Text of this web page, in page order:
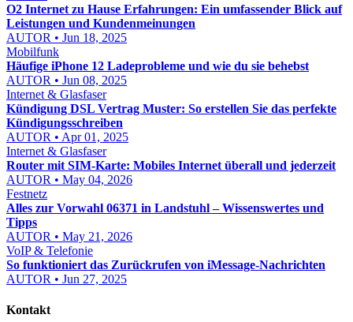
O2 Internet zu Hause Erfahrungen: Ein umfassender Blick auf
Leistungen und Kundenmeinungen
AUTOR • Jun 18, 2025
Mobilfunk
Häufige iPhone 12 Ladeprobleme und wie du sie behebst
AUTOR • Jun 08, 2025
Internet & Glasfaser
Kündigung DSL Vertrag Muster: So erstellen Sie das perfekte
Kündigungsschreiben
AUTOR • Apr 01, 2025
Internet & Glasfaser
Router mit SIM-Karte: Mobiles Internet überall und jederzeit
AUTOR • May 04, 2026
Festnetz
Alles zur Vorwahl 06371 in Landstuhl – Wissenswertes und
Tipps
AUTOR • May 21, 2026
VoIP & Telefonie
So funktioniert das Zurückrufen von iMessage-Nachrichten
AUTOR • Jun 27, 2025
Kontakt